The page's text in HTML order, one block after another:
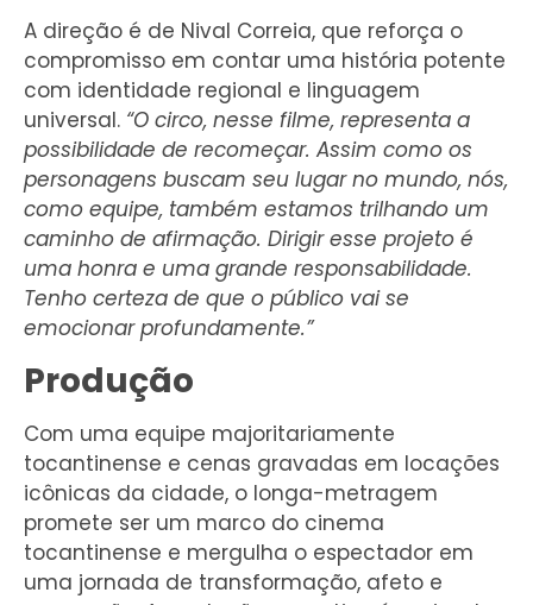
A direção é de Nival Correia, que reforça o
compromisso em contar uma história potente
com identidade regional e linguagem
universal. “O circo, nesse filme, representa a
possibilidade de recomeçar. Assim como os
personagens buscam seu lugar no mundo, nós,
como equipe, também estamos trilhando um
caminho de afirmação. Dirigir esse projeto é
uma honra e uma grande responsabilidade.
Tenho certeza de que o público vai se
emocionar profundamente.”
Produção
Com uma equipe majoritariamente
tocantinense e cenas gravadas em locações
icônicas da cidade, o longa-metragem
promete ser um marco do cinema
tocantinense e mergulha o espectador em
uma jornada de transformação, afeto e